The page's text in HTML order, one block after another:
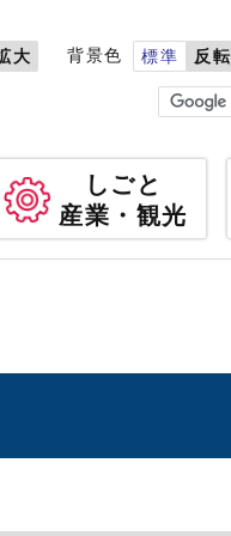
大 背景色 標準 反転
しごと
産業・観光